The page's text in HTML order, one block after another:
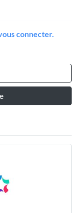
connecter.